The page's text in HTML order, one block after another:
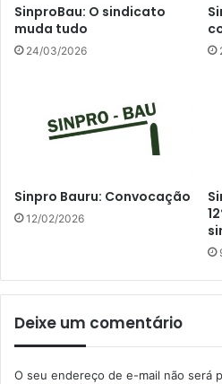
SinproBau: O sindicato
muda tudo
24/03/2026
Sinpro Bauru: Convocação
12/02/2026
Deixe um comentário
O seu endereço de e-mail não será